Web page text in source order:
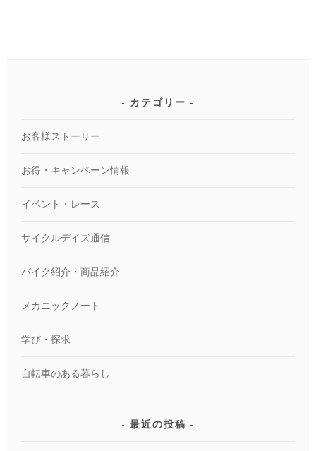
カテゴリー
お客様ストーリー
お得・キャンペーン情報
イベント・レース
サイクルデイズ通信
バイク紹介・商品紹介
メカニックノート
学び・探求
自転車のある暮らし
最近の投稿